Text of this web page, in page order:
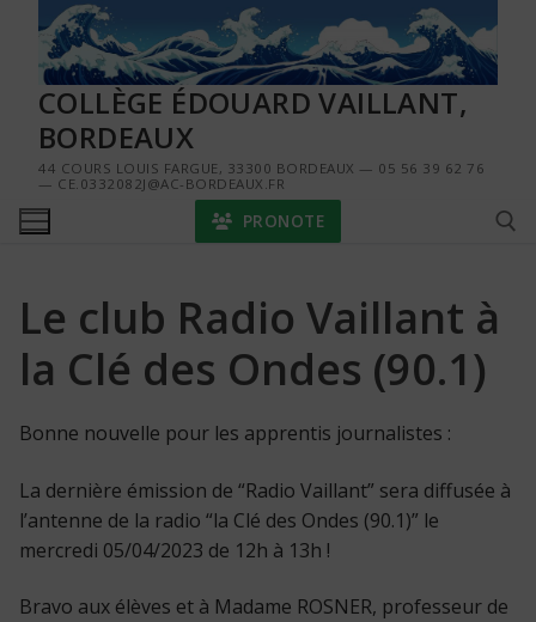
contenu
COLLÈGE ÉDOUARD VAILLANT,
BORDEAUX
44 COURS LOUIS FARGUE, 33300 BORDEAUX — 05 56 39 62 76
— CE.0332082J@AC-BORDEAUX.FR
PRONOTE
Le club Radio Vaillant à
la Clé des Ondes (90.1)
Bonne nouvelle pour les apprentis journalistes :
La dernière émission de “Radio Vaillant” sera diffusée à
l’antenne de la radio “la Clé des Ondes (90.1)” le
mercredi 05/04/2023 de 12h à 13h !
Bravo aux élèves et à Madame ROSNER, professeur de